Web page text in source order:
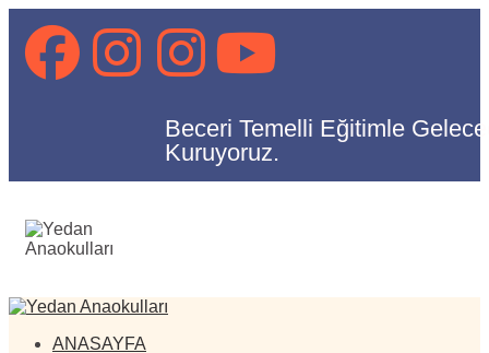
Beceri Temelli Eğitimle
Kuruyoruz.
ANASAYFA